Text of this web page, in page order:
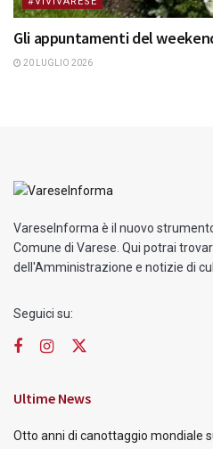
Gli appuntamenti del
20 LUGLIO 2026
VareseInforma è il nuovo
Comune di Varese. Qui potrai
dell'Amministrazione e notizie di
Seguici su:
Ultime News
Otto anni di canottaggio mondiale